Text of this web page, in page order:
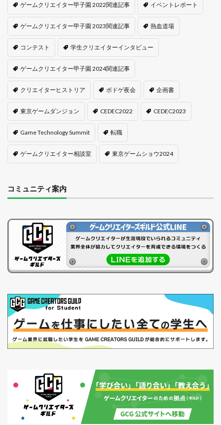
ゲームクリエイター甲子園 2022関連記事 イベントレポート
ゲームクリエイター甲子園 2023関連記事 熱血道場
コンテスト 学生クリエイターインタビュー
ゲームクリエイター甲子園 2024関連記事
クリエイターヒストリア ボドゲ夜会 企画書
東京ゲームダンジョン CEDEC2022 CEDEC2023
Game Technology Summit 転職
ゲームクリエイター相談室 東京ゲームショウ2024
コミュニティ案内